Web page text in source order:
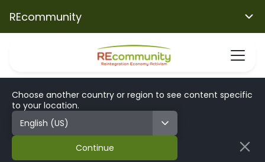
REcommunity
Choose another country or region to see content specific
to your location.
Continue